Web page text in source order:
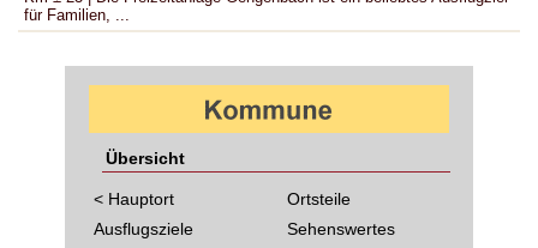
für Familien, ...
Übersicht
< Hauptort
Ausflugsziele
Ortsteile
Sehenswertes